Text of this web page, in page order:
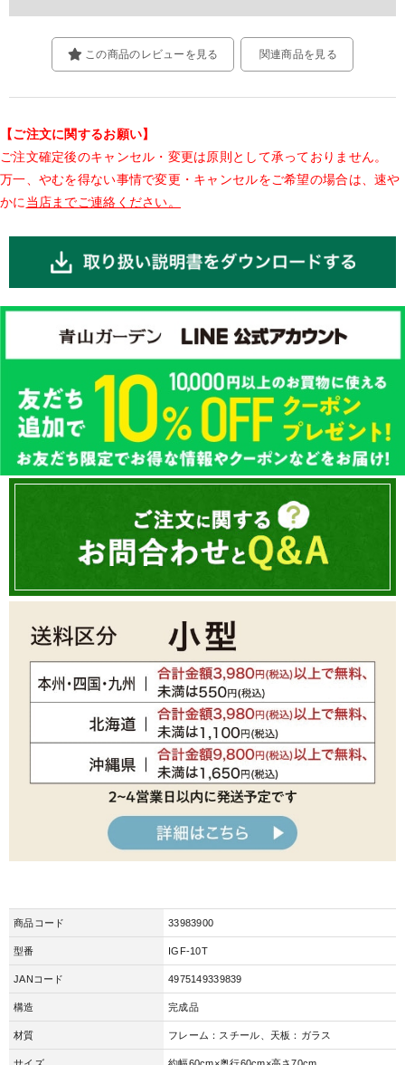
関連商品を見る
この商品のレビューを見る
【ご注文に関するお願い】
ご注文確定後のキャンセル・変更は原則として承っておりません。
万一、やむを得ない事情で変更・キャンセルをご希望の場合は、速や
かに 当店までご連絡ください。
商品コード 33983900
型番 IGF-10T
JANコード 4975149339839
構造 完成品
材質 フレーム：スチール、天板：ガラス